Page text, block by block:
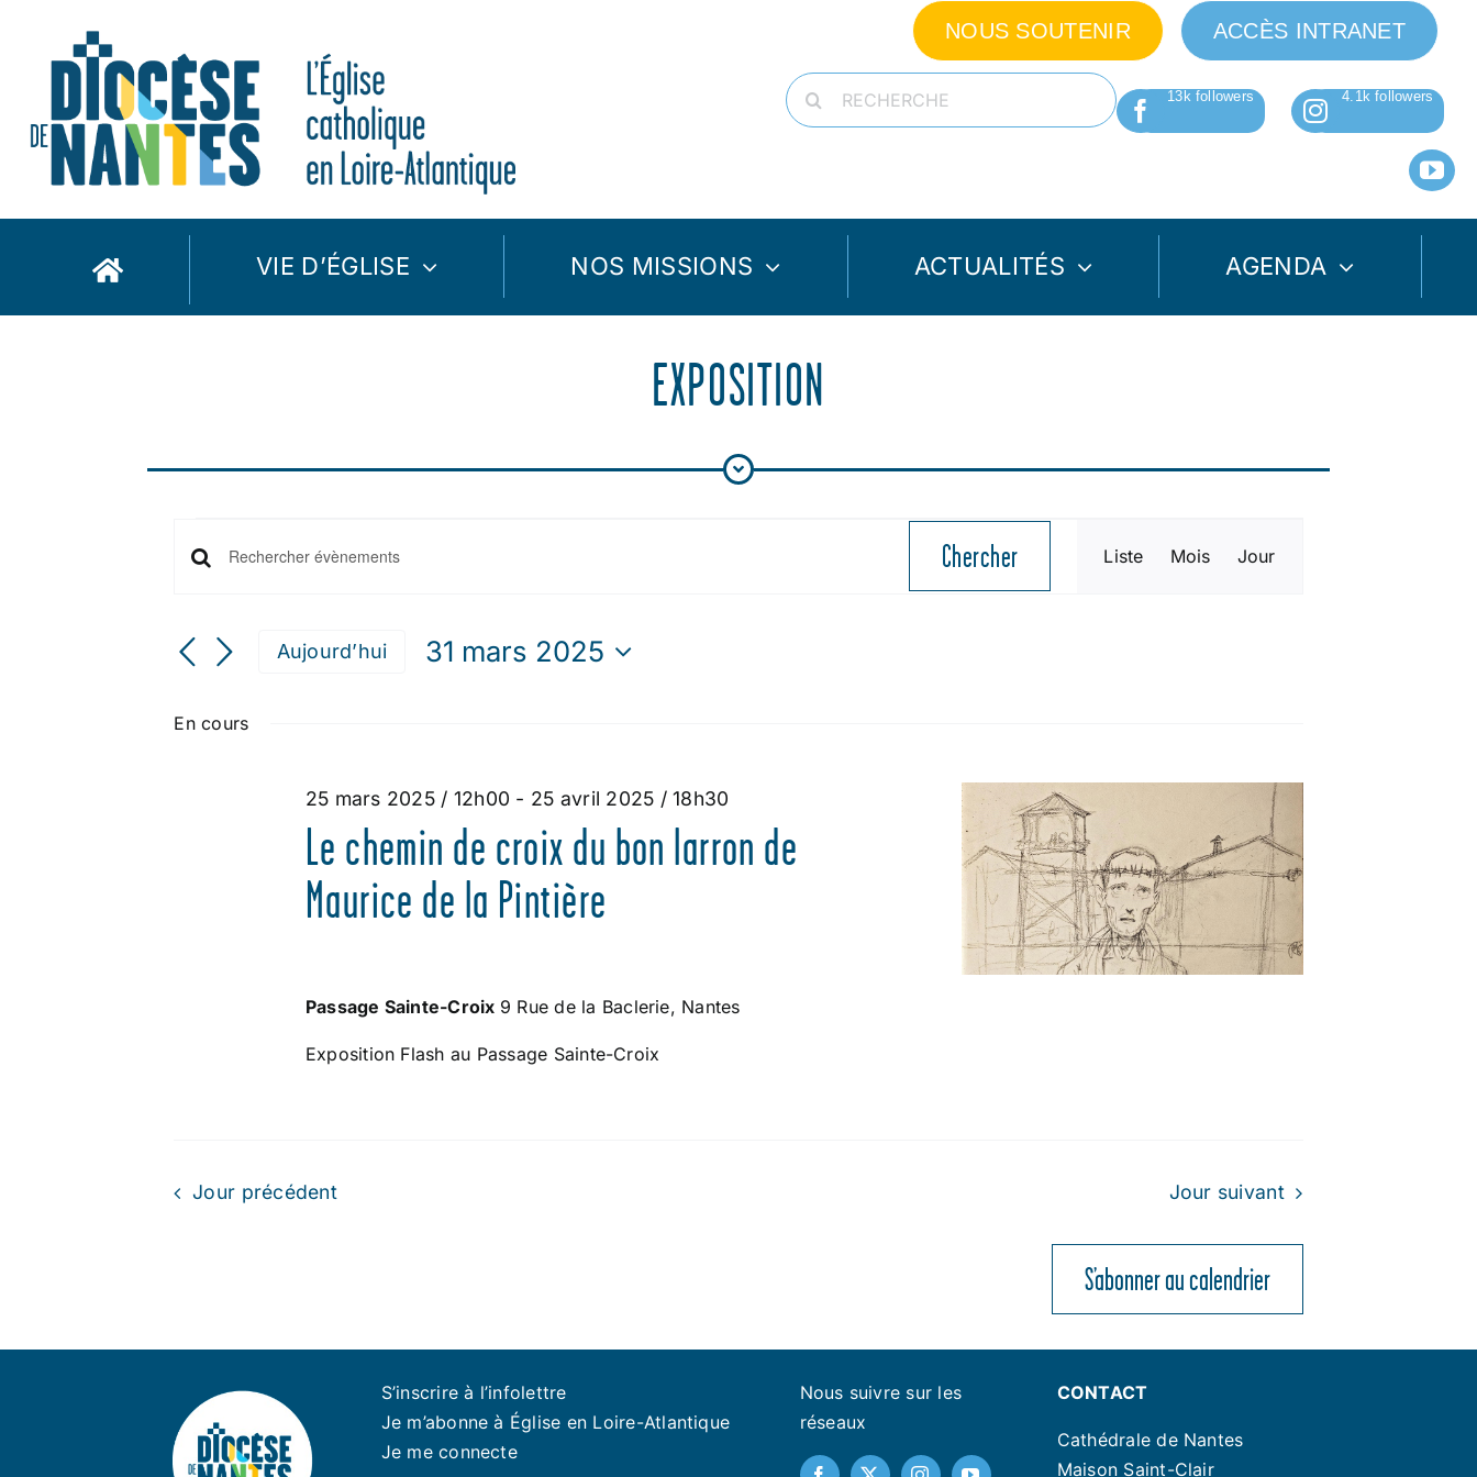
contenu
NOUS SOUTENIR ACCÈS INTRANET
Rechercher:
VIE D’ÉGLISE NOS MISSIONS ACTUALITÉS AGENDA
EXPOSITION
ÉVÈNEMENTS
FOR
31
RECHERCHE
ET
NAVIGATION
DE
ÉVÈNEMENTS
Saisir
Rechercher
par
Chercher
DE
Liste Mois Jour
Aujourd’hui
31 mars 2025
En cours
Le chemin de croix du bon larron de
Maurice de la Pintière
25 mars 2025 / 12h00 - 25 avril 2025 / 18h30
Passage Sainte-Croix 9 Rue de la Baclerie, Nantes
Exposition Flash au Passage Sainte-Croix
Jour précédent Jour suivant
S’abonner au calendrier
S’inscrire à l’infolettre
Je m’abonne à Église en Loire-Atlantique
Je me connecte
Nous suivre sur les
réseaux
CONTACT
Cathédrale de Nantes
Maison Saint-Clair